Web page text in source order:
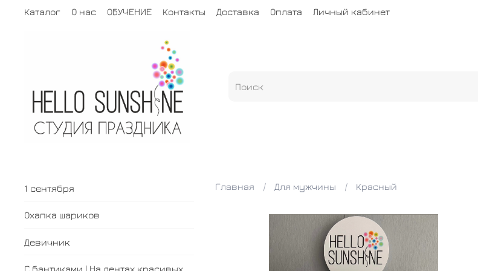
Каталог О нас ОБУЧЕНИЕ Контакты Доставка Оплата Личный кабинет
Главная Для мужчины Красный
1 сентября
Охапка шариков
Девичник
С бантиками | На лентах красивых